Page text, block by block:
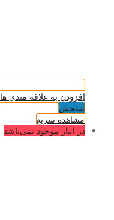
افزودن به علاقه مندی ها
سنجش
مشاهده سریع
در انبار موجود نمی‌باشد